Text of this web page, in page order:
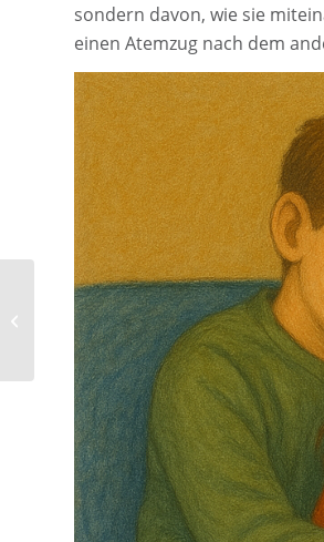
sondern davon, wie sie
einen Atemzug nach dem
23. Der letzte Vorbereitungstag